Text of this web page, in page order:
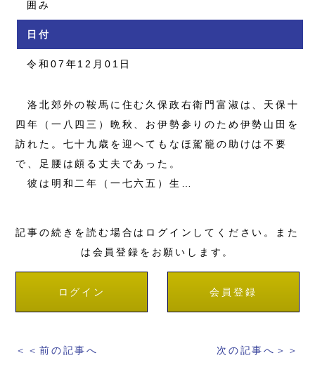
囲み
日付
令和07年12月01日
洛北郊外の鞍馬に住む久保政右衛門富淑は、天保十
四年（一八四三）晩秋、お伊勢参りのため伊勢山田を
訪れた。七十九歳を迎へてもなほ駕籠の助けは不要
で、足腰は頗る丈夫であった。
彼は明和二年（一七六五）生…
記事の続きを読む場合はログインしてください。また
は会員登録をお願いします。
ログイン 会員登録
＜＜前の記事へ 次の記事へ＞＞